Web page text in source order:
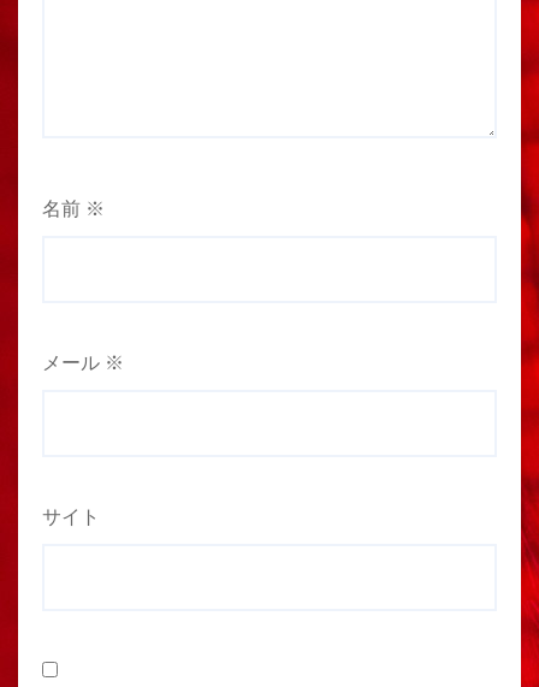
名前 ※
メール ※
サイト